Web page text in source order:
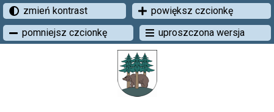
zmień kontrast
powiększ czcionkę
pomniejsz czcionkę
uproszczona wersja